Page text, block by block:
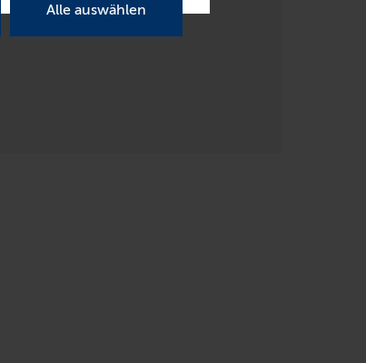
Alle auswählen